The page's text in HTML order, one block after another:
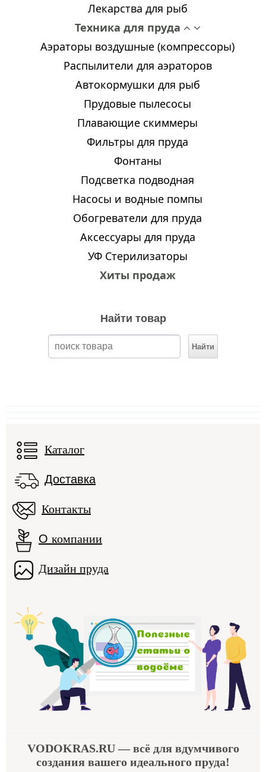
Лекарства для рыб
Техника для пруда
Аэраторы воздушные (компрессоры)
Распылители для аэраторов
Автокормушки для рыб
Прудовые пылесосы
Плавающие скиммеры
Фильтры для пруда
Фонтаны
Подсветка подводная
Насосы и водные помпы
Обогреватели для пруда
Аксессуары для пруда
УФ Стерилизаторы
Хиты продаж
Найти товар
Каталог
Доставка
Контакты
О компании
Дизайн пруда
VODOKRAS.RU— всё для вдумчивого
создания вашего идеального пруда!